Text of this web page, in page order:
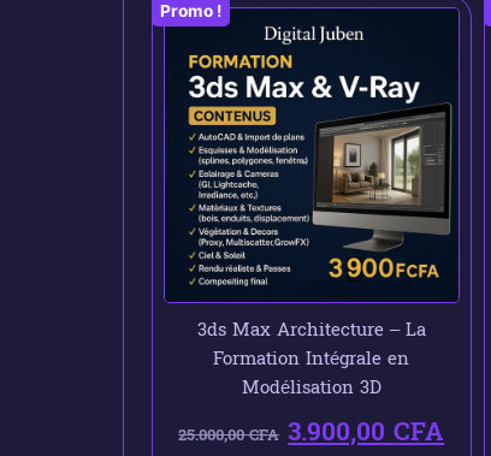
Promo !
3ds Max Architecture – La
Formation Intégrale en
Modélisation 3D
25.000,00CFA 3.900,00CFA